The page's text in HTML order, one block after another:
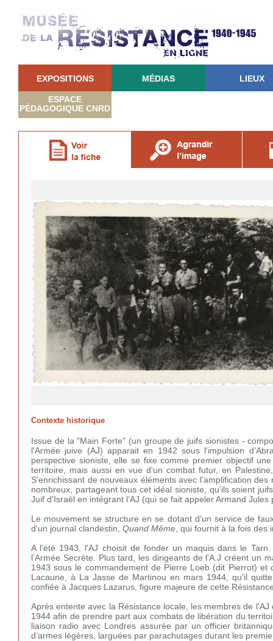
EXPOSITIONS MÉDIAS LIEUX
ESPACE
PÉDAGOGIQUE CNRD
Contexte historique
Issue de la "Main Forte" (un groupe de juifs sionistes -
l'Armée juive (AJ) apparait en 1942 sous l'impulsion
perspective sioniste, elle se fixe comme premier objectif
territoire, mais aussi en vue d'un combat futur, en
S'enrichissant de nouveaux éléments avec l’amplification
nombreux, partageant tous cet idéal sioniste, qu’ils soient
Juif d'Israël en intégrant l’AJ (qui se fait appeler Armand
Le mouvement se structure en se dotant d'un service de
d'un journal clandestin, Quand Même , qui fournit à la fois
A l'été 1943, l'AJ choisit de fonder un maquis dans le
l’Armée Secrète. Plus tard, les dirigeants de l'A.J créent un
1943 sous le commandement de Pierre Loeb (dit Pierrot) et
Lacaune, à La Jasse de Martinou en mars 1944, qu’il
confiée à Jacques Lazarus, figure majeure de cette
Après entente avec la Résistance locale, les membres de
1944 afin de prendre part aux combats de libération du
liaison radio avec Londres assurée par un officier
d’armes légères, larguées par parachutages durant les